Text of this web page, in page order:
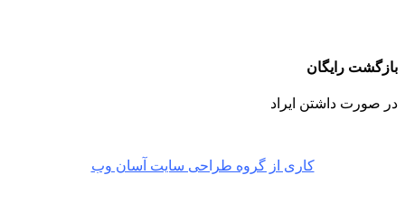
بازگشت رایگان
در صورت داشتن ایراد
کاری از گروه طراحی سایت آسان وب